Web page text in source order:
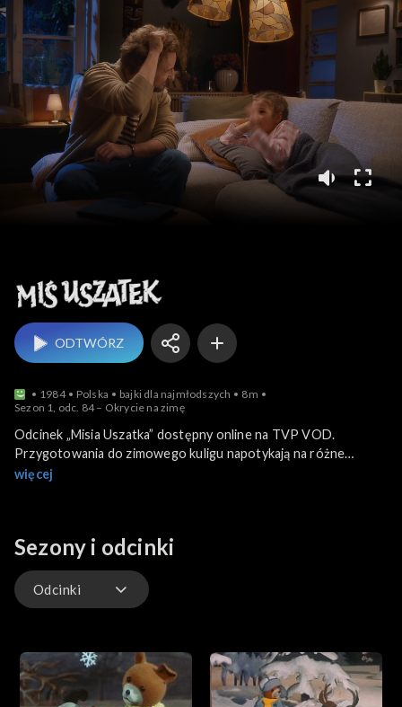
Miś Uszatek
ODTWÓRZ
1984 Polska bajki dla najmłodszych
8m
Sezon 1, odc. 84 – Okrycie na zimę
Odcinek „Misia Uszatka” dostępny online na TVP VOD.
Przygotowania do zimowego kuligu napotykają na różne
przeszkody – nadopiekuńczość mamy króliczków i kłopoty
więcej
Sezony i odcinki
Odcinki
Extra